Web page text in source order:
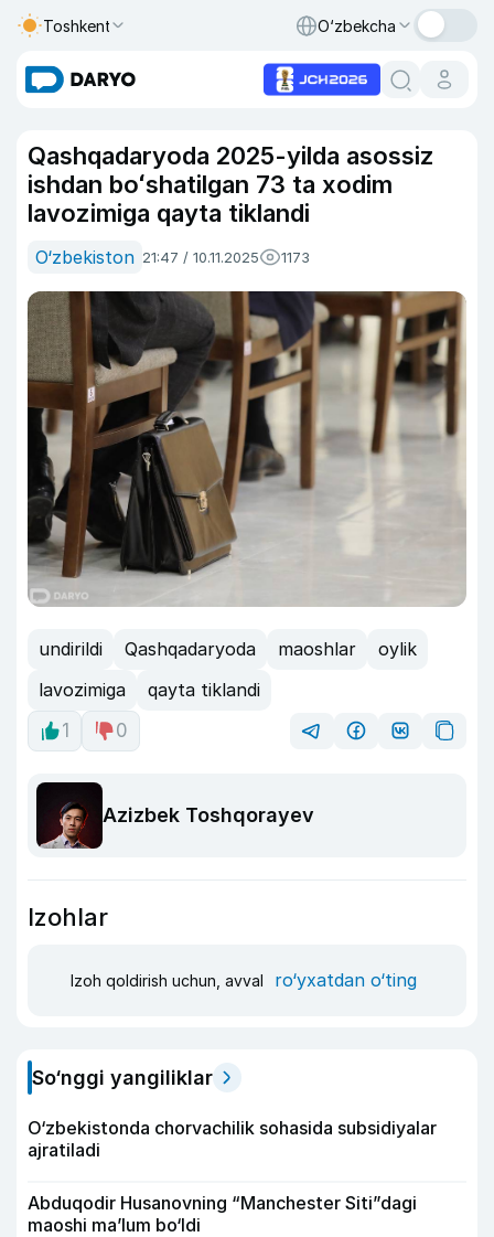
Toshkent O‘zbekcha
Qashqadaryoda 2025-yilda asossiz
ishdan boʻshatilgan 73 ta xodim
lavozimiga qayta tiklandi
O‘zbekiston 21:47 / 10.11.2025 1173
undirildi Qashqadaryoda maoshlar
oylik
lavozimiga
qayta tiklandi
1
0
Azizbek Toshqorayev
Izohlar
Izoh qoldirish uchun, avval ro‘yxatdan o‘ting
So‘nggi yangiliklar
O‘zbekistonda chorvachilik sohasida subsidiyalar
ajratiladi
Abduqodir Husanovning “Manchester Siti”dagi
maoshi ma’lum bo‘ldi